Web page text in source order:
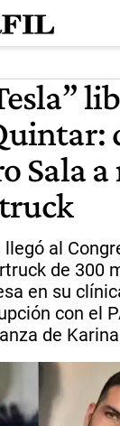
Sala
al
de 300
en su
con el
de